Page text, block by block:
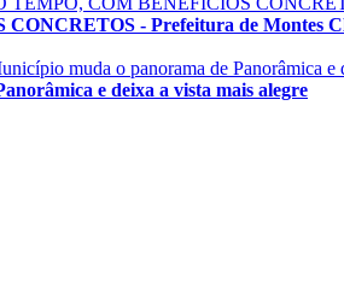
- Prefeitura de Montes
e deixa a vista mais alegre